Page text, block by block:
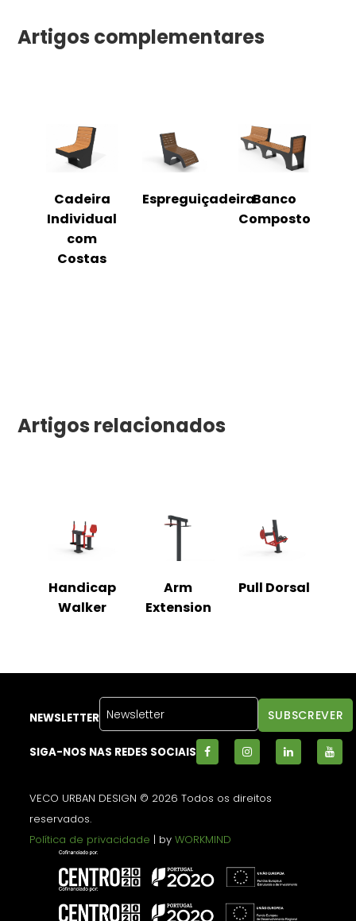
Artigos complementares
Cadeira
Individual
com
Costas
EspreguiçadeiraBanco
Composto
Artigos relacionados
Handicap
Walker
Arm
Extension
Pull Dorsal
NEWSLETTER
SIGA-NOS NAS REDES SOCIAIS
VECO URBAN DESIGN © 2026 Todos os direitos
reservados.
Política de privacidade | byWORKMIND